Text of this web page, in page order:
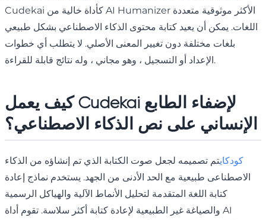
Cudekai كأداة خالية من AI Humanizer الأكثر موثوقية متعددة
اللغات. يمكن أن يعيد كتابة محتوى الذكاء الاصطناعي بشكل طبيعي
بلغات مختلفة دون تغيير المعنى الأصلي. لا يتطلب أي خطوات
الإعداد أو التسجيل ، وهو مجاني ، وله نتائج قابلة للقراءة.
كيف يعمل Cudekai لإضفاء الطابع
الإنساني على نص الذكاء الاصطناعي؟
كودكايتم تصميمه لجعل صوت الكتابة الذي تم إنشاؤه من الذكاء
الاصطناعى طبيعية مع الحد الأدنى من الجهد. يستخدم نماذج إعادة
كتابة اللغة المتقدمة لتحليل الأنماط الآلية والهياكل الرسمية
والصياغة غير الطبيعية لإعادة كتابة أكثر سلاسة. تقوم أداة AI